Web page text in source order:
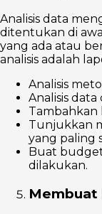
Analisis data
ditentukan di
yang ada atau
analisis adalah
Analisis
Analisis
Tambahkan
Tunjukkan
yang paling
Buat
dilakukan.
Membuat